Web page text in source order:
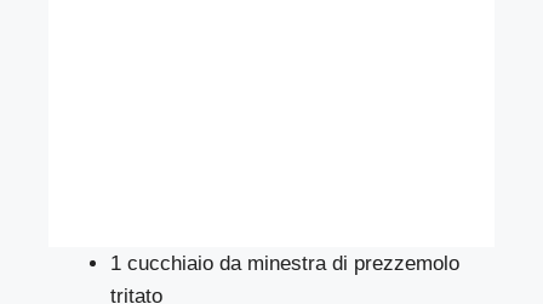
1 cucchiaio da minestra di prezzemolo
tritato